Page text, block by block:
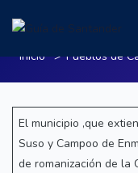
Inicio Pueblos de
El municipio ,que
Suso y Campoo de
de romanización de la